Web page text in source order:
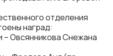
отделения
наград:
– Овсянникова Снежана